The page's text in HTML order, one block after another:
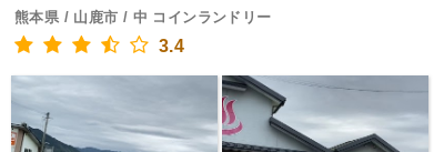
熊本県 / 山鹿市 / 中 コインランドリー
3.4